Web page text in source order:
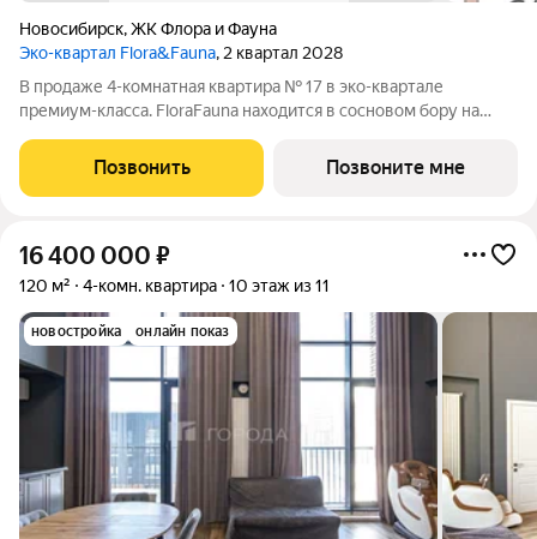
Новосибирск,ЖК Флора и Фауна
Эко-квартал Flora&Fauna, 2 квартал 2028
В продаже 4-комнатная квартира № 17 в эко-квартале
премиум-класса. FloraFauna находится в сосновом бору на
Территория 9,5 Га, двор-лес 6,6Га, беговые дорожки 2,5 км,
набережная, собственный выход
Позвонить Позвоните мне
16 400 000 ₽
120 м² 4-комн. квартира 10 этаж из 11
новостройка онлайн показ